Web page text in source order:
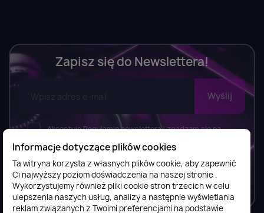
Zapisz się do Newslettera!
Akceptuję Regulamin newslettera i zgadzam się na
wysyłkę newslettera, w tym bezpłatnych materiałów,
informacji o usługach i produktach przez FilesShop Bartosz
Ostrowski zgodnie zRegulaminem newslettera.
Informacje dotyczące plików cookies
Ta witryna korzysta z własnych plików cookie, aby zapewnić
Ci najwyższy poziom doświadczenia na naszej stronie .
Wykorzystujemy również pliki cookie stron trzecich w celu
ulepszenia naszych usług, analizy a następnie wyświetlania
reklam związanych z Twoimi preferencjami na podstawie